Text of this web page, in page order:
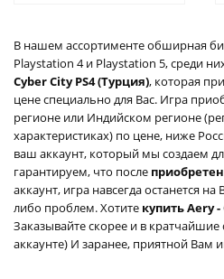
В нашем ассортименте обширная
Playstation 4 и Playstation 5, среди
Cyber City PS4 (Турция), которая
цене специально для Вас. Игра
регионе или Индийском регионе
характеристиках) по цене, ниже
ваш аккаунт, который мы создаем
гарантируем, что после
аккаунт, игра навсегда останется
либо проблем. Хотите купить Aery -
Заказывайте скорее и в кратчайшие
аккаунте) И заранее, приятной Вам